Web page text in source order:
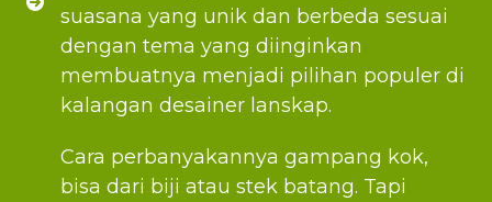
suasana yang unik dan berbeda sesuai
dengan tema yang diinginkan
membuatnya menjadi pilihan populer di
kalangan desainer lanskap.
Cara perbanyakannya gampang kok,
bisa dari biji atau stek batang. Tapi